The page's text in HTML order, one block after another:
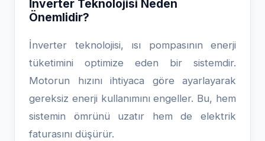
İnverter Teknolojisi Neden
Önemlidir?
İnverter teknolojisi, ısı pompasının enerji
tüketimini optimize eden bir sistemdir.
Motorun hızını ihtiyaca göre ayarlayarak
gereksiz enerji kullanımını engeller. Bu, hem
sistemin ömrünü uzatır hem de elektrik
faturasını düşürür.